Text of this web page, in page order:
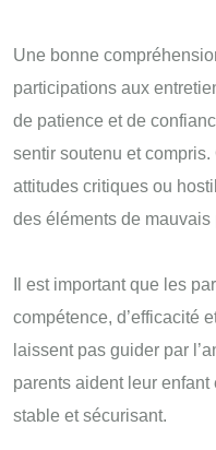
Une bonne
participations aux
de patience et de
sentir soutenu et
attitudes critiques ou
des éléments de mauvais
Il est important que les
compétence, d’efficacité
laissent pas guider par
parents aident leur
stable et sécurisant.